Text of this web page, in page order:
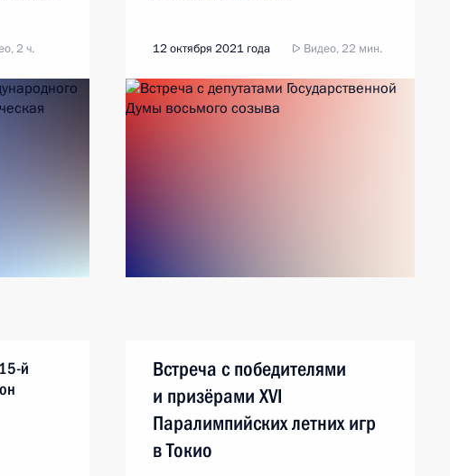
2 ч. 12 октября 2021 года Видео, 22 мин.
й
Встреча с победителями
и призёрами ХVI
Паралимпийских летних игр
в Токио